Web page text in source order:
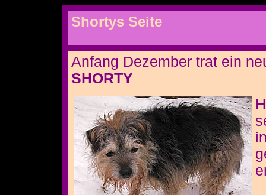
Shortys Seite
Anfang Dezember trat ein
SHORTY